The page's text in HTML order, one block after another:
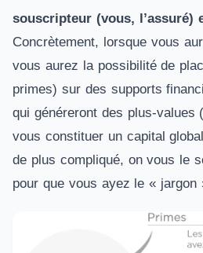
souscripteur (vous, l’assuré)
Concrètement, lorsque vous
vous aurez la possibilité de
primes) sur des supports
qui généreront des plus-values
vous constituer un capital
de plus compliqué, on vous le
pour que vous ayez le « jargon